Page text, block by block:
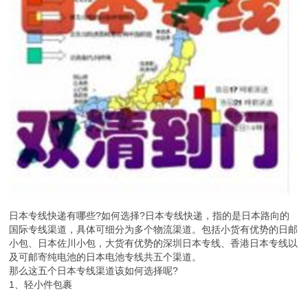
日本专线快递有哪些?如何选择?日本专线快递，指的是日本路向的
国际专线渠道，具体可细分为多个物流渠道。包括小货有优势的日邮
小包、日本佐川小包，大货有优势的深圳日本专线、香港日本专线以
及可邮寄纯电池的日本电池专线共五个渠道。
那么这五个日本专线渠道该如何选择呢?
1、轻小件包裹